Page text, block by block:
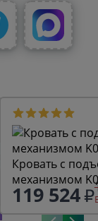
Кровать с
механизмом
119 524